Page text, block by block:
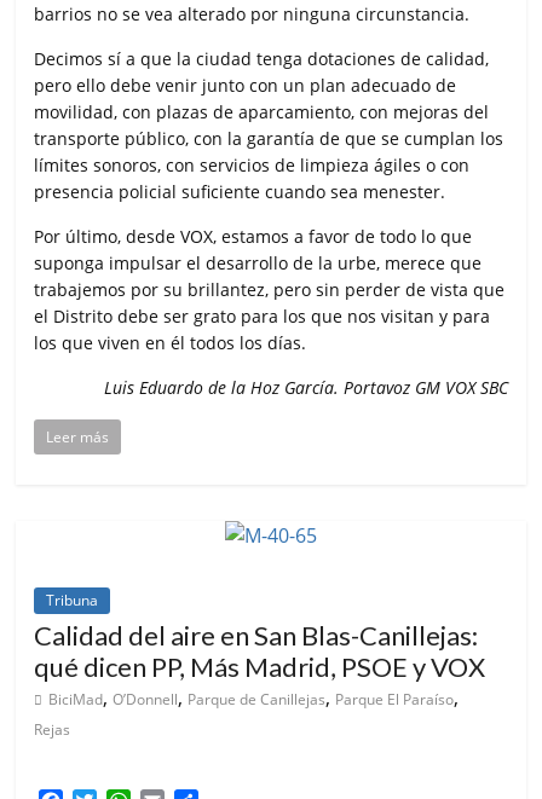
barrios no se vea alterado por ninguna circunstancia.
Decimos sí a que la ciudad tenga dotaciones de calidad,
pero ello debe venir junto con un plan adecuado de
movilidad, con plazas de aparcamiento, con mejoras del
transporte público, con la garantía de que se cumplan los
límites sonoros, con servicios de limpieza ágiles o con
presencia policial suficiente cuando sea menester.
Por último, desde VOX, estamos a favor de todo lo que
suponga impulsar el desarrollo de la urbe, merece que
trabajemos por su brillantez, pero sin perder de vista que
el Distrito debe ser grato para los que nos visitan y para
los que viven en él todos los días.
Luis Eduardo de la Hoz García. Portavoz GM VOX SBC
Leer más
Tribuna
Calidad del aire en San Blas-Canillejas:
qué dicen PP, Más Madrid, PSOE y VOX
BiciMad,O’Donnell, Parque de Canillejas, Parque El Paraíso,
Rejas